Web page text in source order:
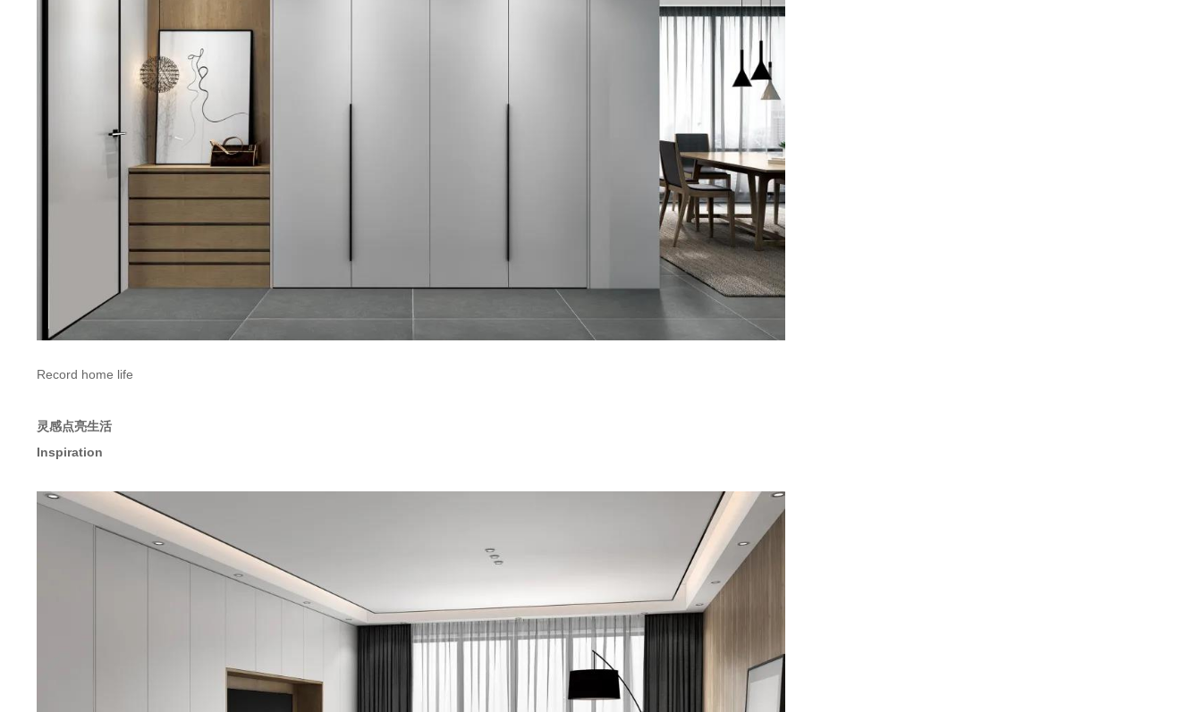
Record home life
灵感点亮生活
Inspiration